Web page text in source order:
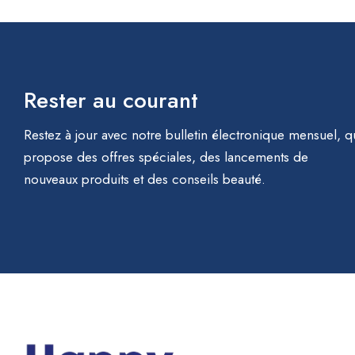
Rester au courant
Restez à jour avec notre bulletin électronique mensuel,
propose des offres spéciales, des lancements de
nouveaux produits et des conseils beauté.